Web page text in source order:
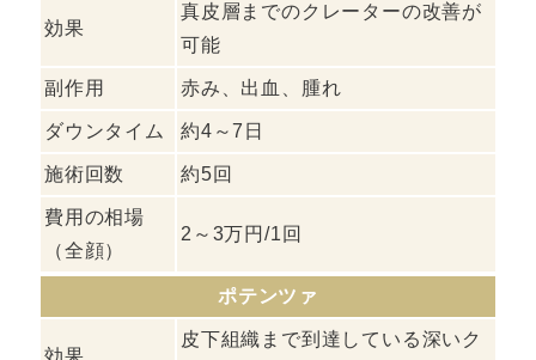
効果
真皮層までのクレーターの改善が
可能
副作用 赤み、出血、腫れ
ダウンタイム 約4～7日
施術回数 約5回
費用の相場
（全顔）
2～3万円/1回
ポテンツァ
皮下組織まで到達している深いク